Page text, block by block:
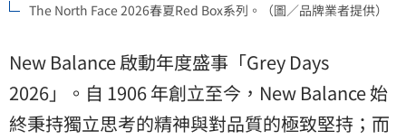
The North Face 2026春夏Red Box系列。（圖／品牌業者提供）
New Balance 啟動年度盛事「Grey Days
2026」。自 1906 年創立至今，New Balance 始
終秉持獨立思考的精神與對品質的極致堅持；而